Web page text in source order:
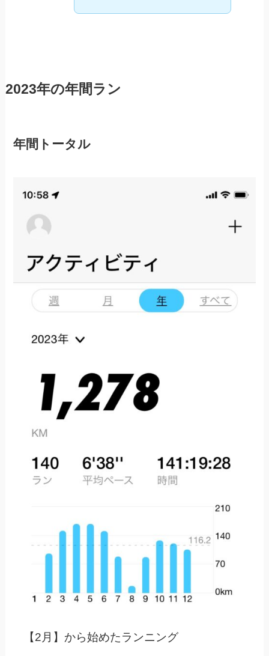
2023年の年間ラン
年間トータル
【2月】から始めたランニング